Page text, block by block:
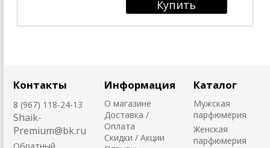
Контакты
8 (967) 118-24-13
Shaik-
Premium@bk.ru
Обратный
Информация
О магазине
Доставка /
Оплата
Скидки / Акции
Каталог
Мужская
парфюмерия
Женская
парфюмерия